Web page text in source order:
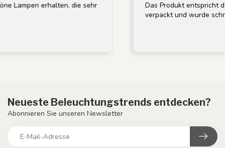
Lampen erhalten, die sehr
Das Produkt entspricht
verpackt und wurde
Neueste Beleuchtungstrends entdecken?
Abonnieren Sie unseren Newsletter